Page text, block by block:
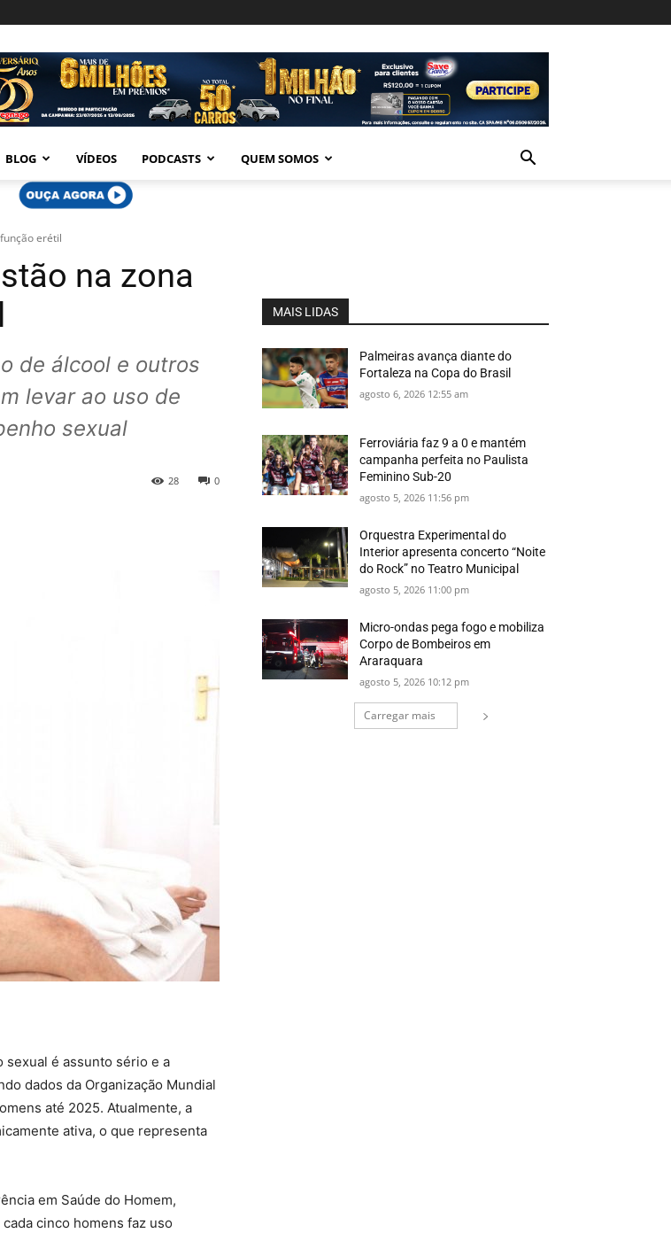
BLOG VÍDEOS PODCASTS QUEM SOMOS
erétil
na zona
de álcool e outros
levar ao uso de
sexual
0
28
sexual é assunto sério e a
dados da Organização Mundial
até 2025. Atualmente, a
ativa, o que representa
em Saúde do Homem,
cinco homens faz uso
MAIS LIDAS
Palmeiras avança diante do
Fortaleza na Copa do Brasil
agosto 6, 2026 12:55 am
Ferroviária faz 9 a 0 e mantém
campanha perfeita no Paulista
Feminino Sub-20
agosto 5, 2026 11:56 pm
Orquestra Experimental do
Interior apresenta concerto “Noite
do Rock” no Teatro Municipal
agosto 5, 2026 11:00 pm
Micro-ondas pega fogo e mobiliza
Corpo de Bombeiros em
Araraquara
agosto 5, 2026 10:12 pm
Carregar mais